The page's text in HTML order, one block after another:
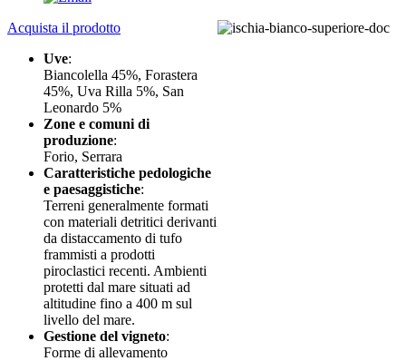
Acquista il prodotto
Uve:
Biancolella 45%, Forastera
45%, Uva Rilla 5%, San
Leonardo 5%
Zone e comuni di
produzione:
Forio, Serrara
Caratteristiche pedologiche
e paesaggistiche:
Terreni generalmente formati
con materiali detritici derivanti
da distaccamento di tufo
frammisti a prodotti
piroclastici recenti. Ambienti
protetti dal mare situati ad
altitudine fino a 400 m sul
livello del mare.
Gestione del vigneto:
Forme di allevamento